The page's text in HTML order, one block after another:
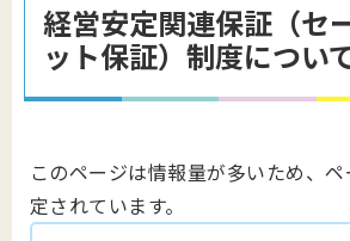
経営安定関連保証（セ
ット保証）制度につい
このページは情報量が多いため、
定されています。